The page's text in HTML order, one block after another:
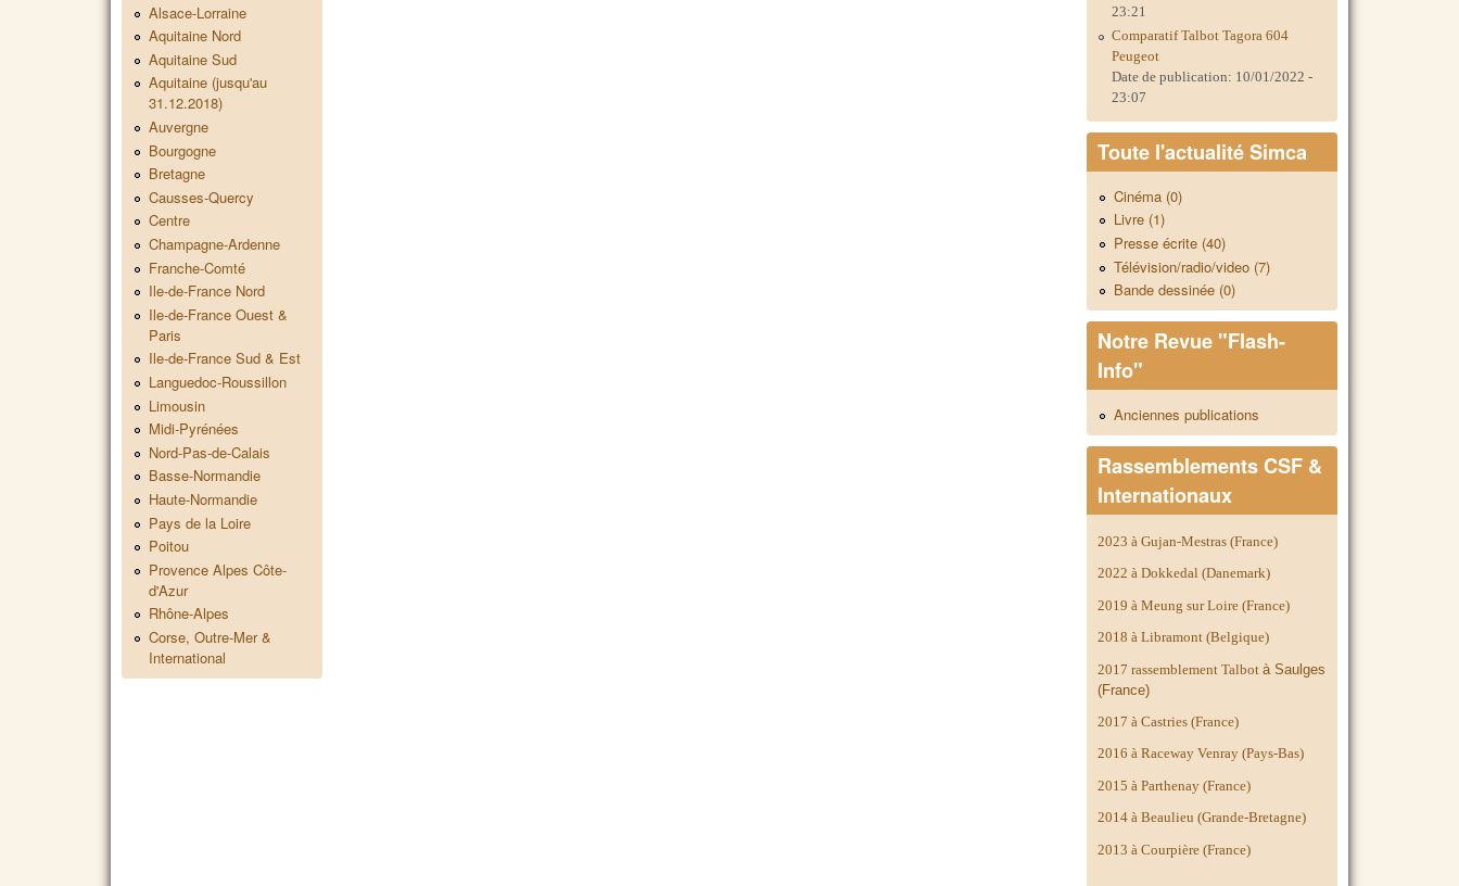
Alsace-Lorraine
Aquitaine Nord
Aquitaine Sud
Aquitaine (jusqu'au
31.12.2018)
Auvergne
Bourgogne
Bretagne
Causses-Quercy
Centre
Champagne-Ardenne
Franche-Comté
Ile-de-France Nord
Ile-de-France Ouest &
Paris
Ile-de-France Sud & Est
Languedoc-Roussillon
Limousin
Midi-Pyrénées
Nord-Pas-de-Calais
Basse-Normandie
Haute-Normandie
Pays de la Loire
Poitou
Provence Alpes Côte-
d'Azur
Rhône-Alpes
Corse, Outre-Mer &
International
23:21
Comparatif Talbot Tagora 604
Peugeot
Date de publication: 10/01/2022 -
23:07
Toute l'actualité Simca
Cinéma (0)
Livre (1)
Presse écrite (40)
Télévision/radio/video (7)
Bande dessinée (0)
Notre Revue "Flash-
Info"
Anciennes publications
Rassemblements CSF &
Internationaux
2023 à Gujan-Mestras (France)
2022 à Dokkedal (Danemark)
2019 à Meung sur Loire (France)
2018 à Libramont (Belgique)
2017 rassemblement Talbotà Saulges
(France)
2017 à Castries (France)
2016 à Raceway Venray (Pays-Bas)
2015 à Parthenay (France)
2014 àBeaulieu (Grande-Bretagne)
2013 à Courpière (France)